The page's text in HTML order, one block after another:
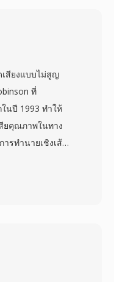
เสียงแบบไม่สูญ
ที่
นปี 1993 ทำให้
ยคุณภาพในทาง
รทำนายเชิงเส้น
ากตัวก่อนหน้า
การแลกเปลี่ยน